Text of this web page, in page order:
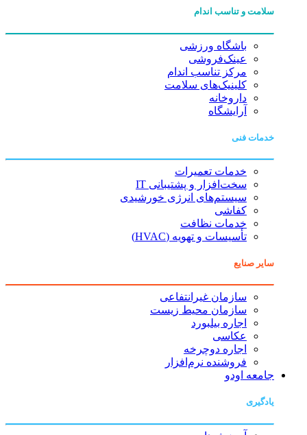
سلامت و تناسب اندام
باشگاه ورزشی
عینک‌فروشی
مرکز تناسب اندام
کلینیک‌های سلامت
داروخانه
آرایشگاه
خدمات فنی
خدمات تعمیرات
سخت‌افزار و پشتیبانی IT
سیستم‌های انرژی خورشیدی
کفاشی
خدمات نظافت
تأسیسات و تهویه (HVAC)
سایر صنایع
سازمان غیرانتفاعی
سازمان محیط زیست
اجاره بیلبورد
عکاسی
اجاره دوچرخه
فروشنده نرم‌افزار
جامعه اودو
یادگیری